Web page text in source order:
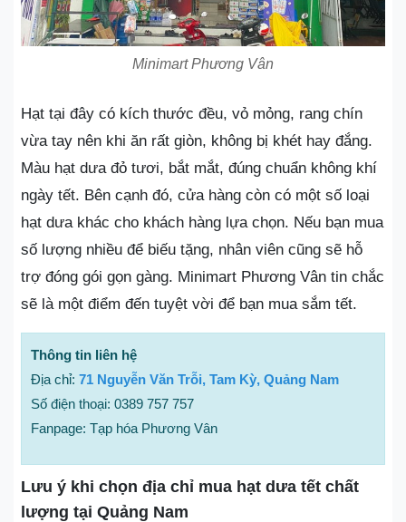
Minimart Phương Vân
Hạt tại đây có kích thước đều, vỏ mỏng, rang chín
vừa tay nên khi ăn rất giòn, không bị khét hay đắng.
Màu hạt dưa đỏ tươi, bắt mắt, đúng chuẩn không khí
ngày tết. Bên cạnh đó, cửa hàng còn có một số loại
hạt dưa khác cho khách hàng lựa chọn. Nếu bạn mua
số lượng nhiều để biếu tặng, nhân viên cũng sẽ hỗ
trợ đóng gói gọn gàng. Minimart Phương Vân tin chắc
sẽ là một điểm đến tuyệt vời để bạn mua sắm tết.
Thông tin liên hệ
Địa chỉ: 71 Nguyễn Văn Trỗi, Tam Kỳ, Quảng Nam
Số điện thoại: 0389 757 757
Fanpage: Tạp hóa Phương Vân
Lưu ý khi chọn địa chỉ mua hạt dưa tết chất
lượng tại Quảng Nam